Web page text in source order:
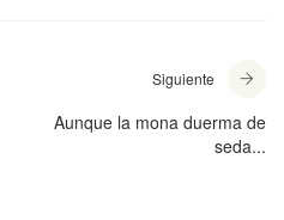
Siguiente
Aunque la mona duerma de
seda...